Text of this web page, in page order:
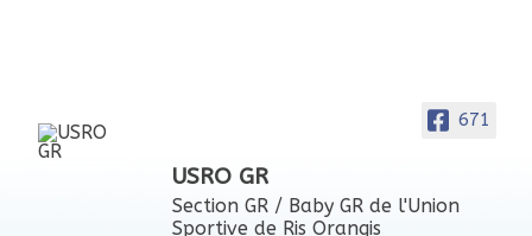
671
USRO GR
Section GR / Baby GR de l'Union
Sportive de Ris Orangis